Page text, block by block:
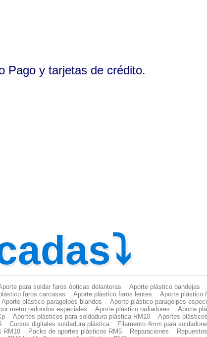
Pago y tarjetas de crédito.
para soldar faros ópticas delanteras Aporte plástico bandejas
faros carcasas Aporte plástico faros lentes
Aporte plástico
Aporte plástico paragolpes blandos Aporte plástico paragolpes
metro redondos especiales Aporte plástico radiadores
Aporte
Aportes plásticos para soldadura plástica RM10
Aportes
Cursos digitales soldadura plástica Filamento 4mm para
RM10 Packs de aportes plásticos RM5 Reparaciones